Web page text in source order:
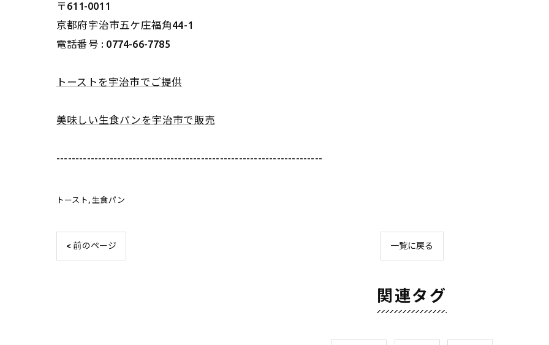
〒611-0011
京都府宇治市五ケ庄福角44-1
電話番号 : 0774-66-7785
トーストを宇治市でご提供
美味しい生食パンを宇治市で販売
----------------------------------------------------------------------
トースト 生食パン
< 前のページ 一覧に戻る
関連タグ